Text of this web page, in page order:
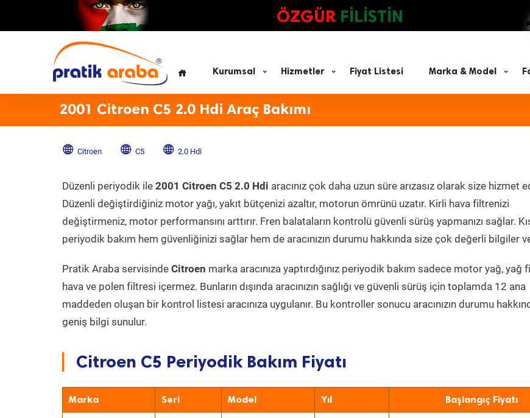
ÖZGÜR FİLİSTİN
Kurumsal Hizmetler Fiyat Listesi Marka & Model
2001 Citroen C5 2.0 Hdi Araç Bakımı
Citroen C5 2.0 Hdi
Düzenli periyodik ile 2001 Citroen C5 2.0 Hdi aracınız çok daha uzun süre arızasız olarak size hizmet
Düzenli değiştirdiğiniz motor yağı, yakıt bütçenizi azaltır, motorun ömrünü uzatır. Kirli hava filtrenizi
değiştirmeniz, motor performansını arttırır. Fren balataların kontrolü güvenli sürüş yapmanızı sağlar.
periyodik bakım hem güvenliğinizi sağlar hem de aracınızın durumu hakkında size çok değerli bilgiler
Pratik Araba servisinde Citroen marka aracınıza yaptırdığınız periyodik bakım sadece motor yağ, yağ
hava ve polen filtresi içermez. Bunların dışında aracınızın sağlığı ve güvenli sürüş için toplamda 12 ana
maddeden oluşan bir kontrol listesi aracınıza uygulanır. Bu kontroller sonucu aracınızın durumu
geniş bilgi sunulur.
Citroen C5 Periyodik Bakım Fiyatı
Marka Seri Model Yıl Başlangıç Fiyatı